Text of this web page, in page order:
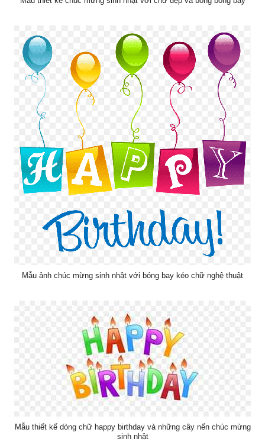
Mẫu ảnh chúc mừng sinh nhật với bóng bay kéo chữ nghệ thuật
Mẫu thiết kế dòng chữ happy birthday và những cây nến chúc mừng
sinh nhật